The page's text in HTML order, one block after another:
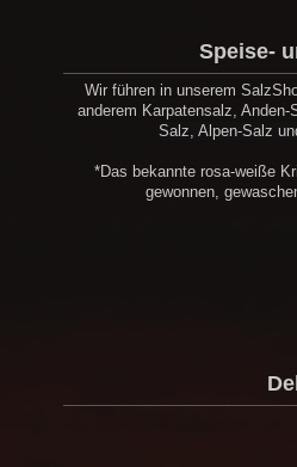
Speise-
Wir führen in unserem
anderem Karpatensalz, Anden-
Salz, Alpen-Salz
*Das bekannte rosa-weiße
gewonnen,